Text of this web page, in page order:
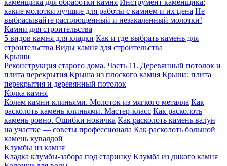
каменщика для обработки камня Инструмент каменщика:
какие молотки лучшие для работы с камнем и их цена Не
выбрасывайте расплющенный и незакаленный молотки!
Камни для строительства
5 видов камня для кладки Как и где выбрать камень для
строительства Виды камня для строительства
Крыши
Реконструкция старого дома. Часть 11. Деревянный потолок и
плита перекрытия Крыша из плоского камня Крыша: плита
перекрытия и деревянный потолок
Колка камня
Колем камни клиньями. Молоток из мягкого металла Как
расколоть камень клиньями. Мастер-класс Как расколоть
камень ровно. Ошибки новичка Как расколоть камень валун
на участке — советы профессионала Как расколоть большой
камень кувалдой
Клумбы из камня
Кладка клумбы-забора под старинку Клумба из дикого камня